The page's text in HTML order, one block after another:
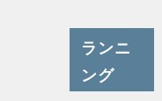
ランニ
ング